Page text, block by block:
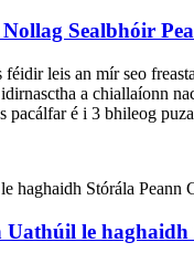
Sealbhóir
leis an mír seo
a chiallaíonn
pacálfar é i 3 bhileog
le haghaidh